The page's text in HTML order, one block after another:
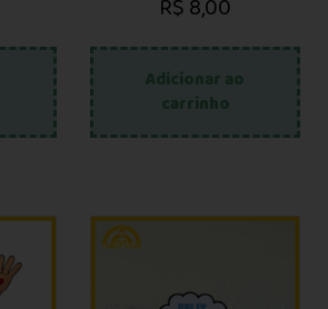
R$8,00
Adicionar ao
carrinho